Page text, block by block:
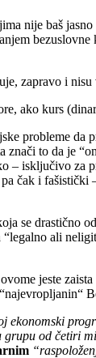
nije baš
zapravo i
ako kurs
probleme da
znači to da je
– isključivo za
čak i fašistički
se drastično
ali
jeste
ekonomski
grupu od četiri